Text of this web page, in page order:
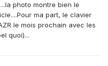
photo montre bien le
ma part, le clavier
le mois prochain avec les
quoi)...